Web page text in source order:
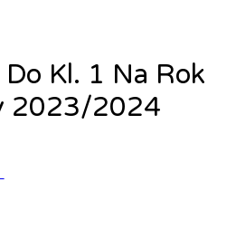
Kl. 1 Na Rok
2023/2024